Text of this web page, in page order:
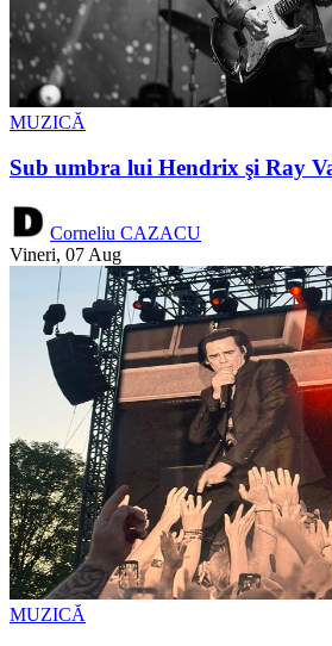
MUZICĂ
Sub umbra lui Hendrix şi Ray
Corneliu CAZACU
Vineri, 07 Aug
MUZICĂ